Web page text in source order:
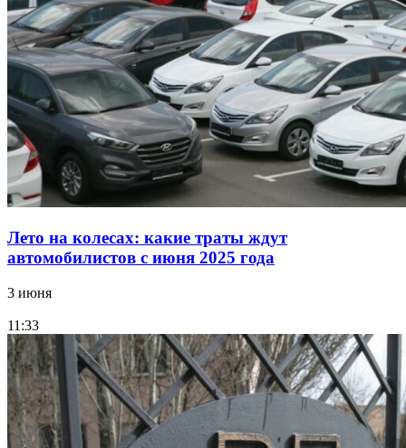
Лето на колесах: какие траты ждут
автомобилистов с июня 2025 года
3 июня
11:33